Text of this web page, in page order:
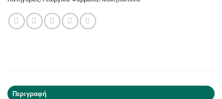
Περιγραφή